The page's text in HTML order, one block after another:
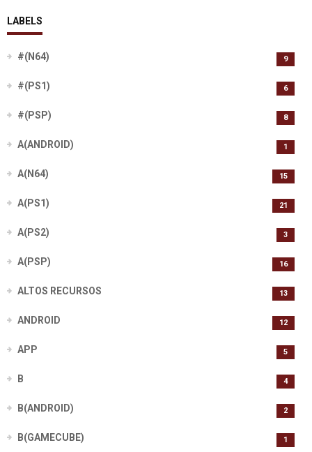
LABELS
#(N64) 9
#(PS1) 6
#(PSP) 8
A(ANDROID) 1
A(N64) 15
A(PS1) 21
A(PS2) 3
A(PSP) 16
ALTOS RECURSOS 13
ANDROID 12
APP 5
B 4
B(ANDROID) 2
B(GAMECUBE) 1